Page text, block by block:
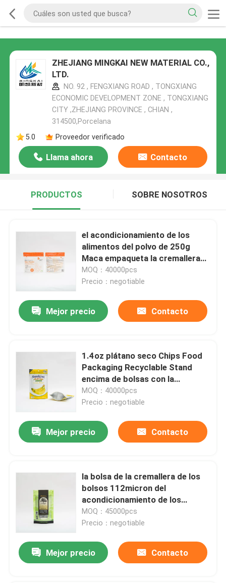
ZHEJIANG MINGKAI NEW MATERIAL CO.,
LTD.
NO. 92 , FENGXIANG ROAD , TONGXIANG
ECONOMIC DEVELOPMENT ZONE , TONGXIANG
CITY ,ZHEJIANG PROVINCE , CHIAN ,
314500,Porcelana
5.0
Proveedor verificado
Llama ahora Contacto
PRODUCTOS SOBRE NOSOTROS
el acondicionamiento de los
alimentos del polvo de 250g
Maca empaqueta la cremallera
de 120 MIC Stand Up Pouch With
MOQ：40000pcs
Precio：negotiable
Mejor precio Contacto
1.4oz plátano seco Chips Food
Packaging Recyclable Stand
encima de bolsas con la
cremallera
MOQ：40000pcs
Precio：negotiable
Mejor precio Contacto
la bolsa de la cremallera de los
bolsos 112micron del
acondicionamiento de los
alimentos del trío de la quinoa
12oz empaqueta para la comida
MOQ：45000pcs
Precio：negotiable
Mejor precio Contacto